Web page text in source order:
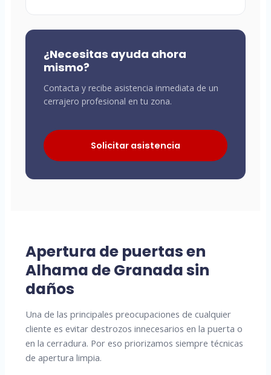
¿Necesitas ayuda ahora
mismo?
Contacta y recibe asistencia inmediata de un
cerrajero profesional en tu zona.
Solicitar asistencia
Apertura de puertas en
Alhama de Granada sin
daños
Una de las principales preocupaciones de cualquier
cliente es evitar destrozos innecesarios en la puerta o
en la cerradura. Por eso priorizamos siempre técnicas
de apertura limpia.